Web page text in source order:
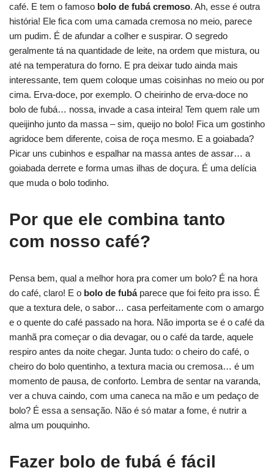
café. E tem o famoso bolo de fubá cremoso. Ah, esse é outra
história! Ele fica com uma camada cremosa no meio, parece
um pudim. É de afundar a colher e suspirar. O segredo
geralmente tá na quantidade de leite, na ordem que mistura, ou
até na temperatura do forno. E pra deixar tudo ainda mais
interessante, tem quem coloque umas coisinhas no meio ou por
cima. Erva-doce, por exemplo. O cheirinho de erva-doce no
bolo de fubá… nossa, invade a casa inteira! Tem quem rale um
queijinho junto da massa – sim, queijo no bolo! Fica um gostinho
agridoce bem diferente, coisa de roça mesmo. E a goiabada?
Picar uns cubinhos e espalhar na massa antes de assar… a
goiabada derrete e forma umas ilhas de doçura. É uma delícia
que muda o bolo todinho.
Por que ele combina tanto
com nosso café?
Pensa bem, qual a melhor hora pra comer um bolo? É na hora
do café, claro! E o bolo de fubáparece que foi feito pra isso. É
que a textura dele, o sabor… casa perfeitamente com o amargo
e o quente do café passado na hora. Não importa se é o café da
manhã pra começar o dia devagar, ou o café da tarde, aquele
respiro antes da noite chegar. Junta tudo: o cheiro do café, o
cheiro do bolo quentinho, a textura macia ou cremosa… é um
momento de pausa, de conforto. Lembra de sentar na varanda,
ver a chuva caindo, com uma caneca na mão e um pedaço de
bolo? É essa a sensação. Não é só matar a fome, é nutrir a
alma um pouquinho.
Fazer bolo de fubá é fácil